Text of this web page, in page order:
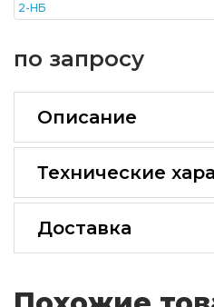
по запросу
Описание
Технические
Доставка